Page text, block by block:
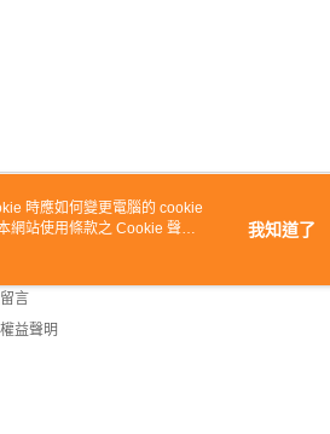
資訊
言
益聲明
時應如何變更電腦的 cookie
網站使用條款之 Cookie 聲明
我知道了